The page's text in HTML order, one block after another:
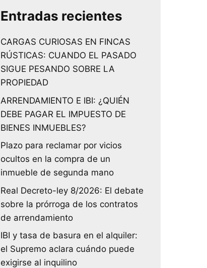
Entradas recientes
CARGAS CURIOSAS EN FINCAS
RÚSTICAS: CUANDO EL PASADO
SIGUE PESANDO SOBRE LA
PROPIEDAD
ARRENDAMIENTO E IBI: ¿QUIÉN
DEBE PAGAR EL IMPUESTO DE
BIENES INMUEBLES?
Plazo para reclamar por vicios
ocultos en la compra de un
inmueble de segunda mano
Real Decreto-ley 8/2026: El debate
sobre la prórroga de los contratos
de arrendamiento
IBI y tasa de basura en el alquiler:
el Supremo aclara cuándo puede
exigirse al inquilino